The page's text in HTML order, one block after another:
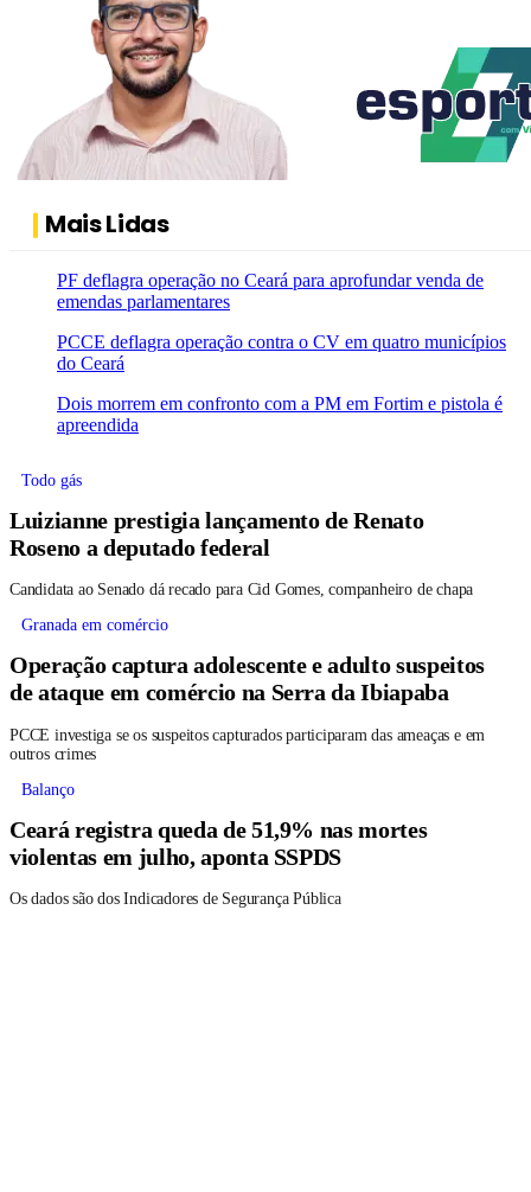
Mais Lidas
PF deflagra operação no Ceará para aprofundar venda de
emendas parlamentares
PCCE deflagra operação contra o CV em quatro municípios
do Ceará
Dois morrem em confronto com a PM em Fortim e pistola é
apreendida
Todo gás
Luizianne prestigia lançamento de Renato
Roseno a deputado federal
Candidata ao Senado dá recado para Cid Gomes, companheiro de chapa
Granada em comércio
Operação captura adolescente e adulto suspeitos
de ataque em comércio na Serra da Ibiapaba
PCCE investiga se os suspeitos capturados participaram das ameaças e em
outros crimes
Balanço
Ceará registra queda de 51,9% nas mortes
violentas em julho, aponta SSPDS
Os dados são dos Indicadores de Segurança Pública